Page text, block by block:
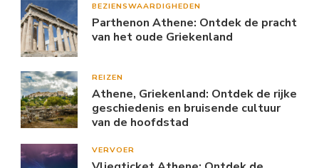
BEZIENSWAARDIGHEDEN
Parthenon Athene: Ontdek de pracht
van het oude Griekenland
REIZEN
Athene, Griekenland: Ontdek de rijke
geschiedenis en bruisende cultuur
van de hoofdstad
VERVOER